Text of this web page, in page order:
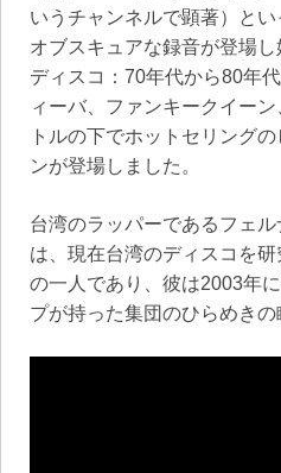
いうチャンネルで顕著）と
オブスキュアな録音が登場
ディスコ：70年代から80年
ィーバ、ファンキークイー
トルの下でホットセリング
ンが登場しました。
台湾のラッパーであるフェ
は、現在台湾のディスコを
の一人であり、彼は2003年
プが持った集団のひらめきの